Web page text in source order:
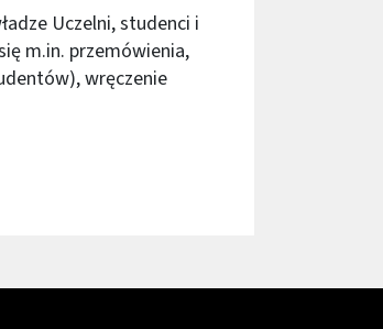
Uczelni, studenci i
m.in. przemówienia,
wręczenie